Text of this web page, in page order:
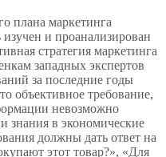
плана маркетинга
и проанализирован
стратегия маркетинга
западных экспертов
за последние годы
объективное требование,
невозможно
знания в экономические
должны дать ответ на
этот товар?», «Для